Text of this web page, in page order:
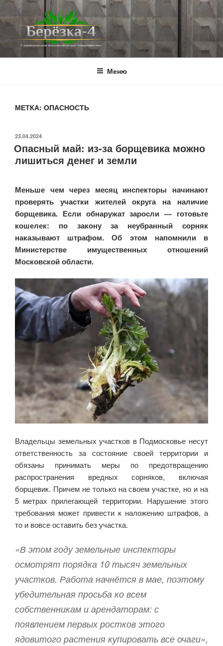
Перейти
к
содержимому
BEREZKA4.RU
СНТ Берёзка-4
Меню
МЕТКА: ОПАСНОСТЬ
ОПУБЛИКОВАНО
23.04.2024
Опасный май: из-за борщевика можно
лишиться денег и земли
Меньше чем через месяц инспекторы начинают
проверять участки жителей округа на наличие
борщевика. Если обнаружат заросли — готовьте
кошелек: по закону за неубранный сорняк
наказывают штрафом. Об этом напомнили в
Министерстве имущественных отношений
Московской области.
Владельцы земельных участков в Подмосковье несут
ответственность за состояние своей территории и
обязаны принимать меры по предотвращению
распространения вредных сорняков, включая
борщевик. Причем не только на своем участке, но и на
5 метрах прилегающей территории. Нарушение этого
требования может привести к наложению штрафов, а
то и вовсе оставить без участка.
«В этом году земельные инспекторы
осмотрят порядка 10 тысяч земельных
участков. Работа начнётся в мае, поэтому
убедительная просьба ко всем
собственникам и арендаторам: с
появлением первых ростков этого
ядовитого растения купировать все очаги»,